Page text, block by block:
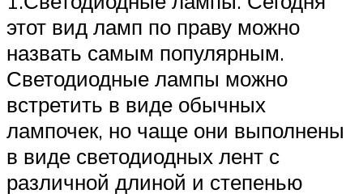
этот вид ламп по праву можно
назвать самым популярным.
Светодиодные лампы можно
встретить в виде обычных
лампочек, но чаще они выполнены
в виде светодиодных лент с
различной длиной и степенью